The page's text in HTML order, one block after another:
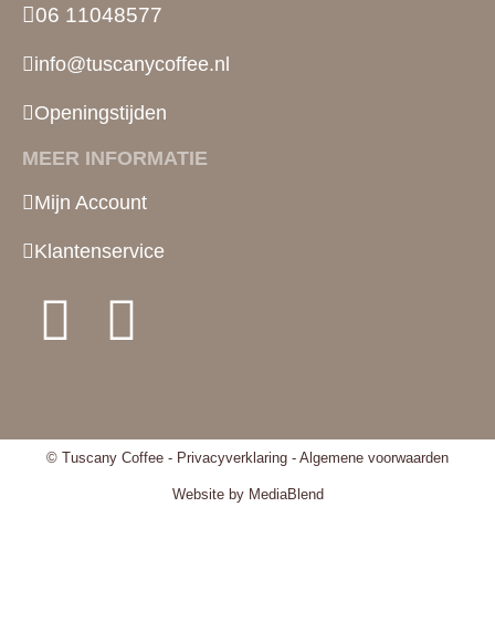
06 11048577 ‎
info@tuscanycoffee.nl
Openingstijden
MEER INFORMATIE
Mijn Account
Klantenservice
© Tuscany Coffee - Privacyverklaring - Algemene voorwaarden
Website by MediaBlend